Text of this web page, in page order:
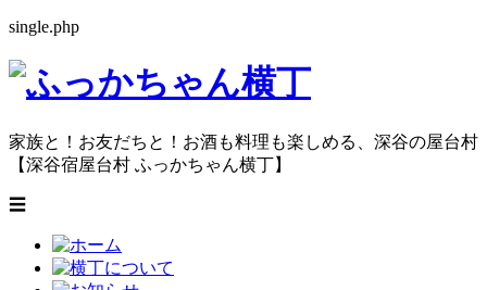
single.php
家族と！お友だちと！お酒も料理も楽しめる、 深谷の屋台村
【深谷宿屋台村 ふっかちゃん横丁】
☰